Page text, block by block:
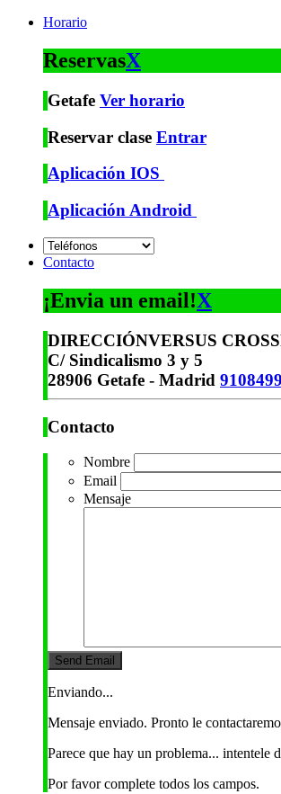
Horario
ReservasX
Getafe Ver horario
Reservar clase Entrar
Aplicación IOS
Aplicación Android
Contacto
¡Envia un email!X
DIRECCIÓNVERSUS
C/ Sindicalismo 3 y 5
28906 Getafe - Madrid
Contacto
Nombre
Email
Mensaje
Enviando...
Mensaje enviado. Pronto le
Parece que hay un problema... intentele
Por favor complete todos los campos.